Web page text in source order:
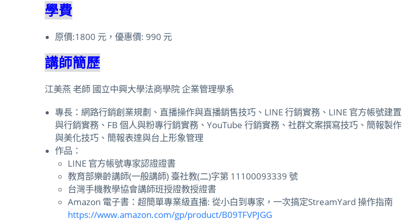
學費
原價:1800 元，優惠價: 990 元
講師簡歷
江美燕 老師 國立中興大學法商學院 企業管理學系
專長：網路行銷創業規劃、直播操作與直播銷售技巧、LINE 行銷實務、LINE 官方帳號建置
與行銷實務、FB 個人與粉專行銷實務、YouTube 行銷實務、社群文案撰寫技巧、簡報製作
與美化技巧、簡報表達與台上形象管理
作品：
LINE 官方帳號專家認證證書
教育部樂齡講師(一般講師) 臺社教(二)字第 11100093339 號
台灣手機教學協會講師班授證教授證書
Amazon 電子書：超簡單專業級直播: 從小白到專家，一次搞定StreamYard 操作指南
https://www.amazon.com/gp/product/B09TFVPJGG